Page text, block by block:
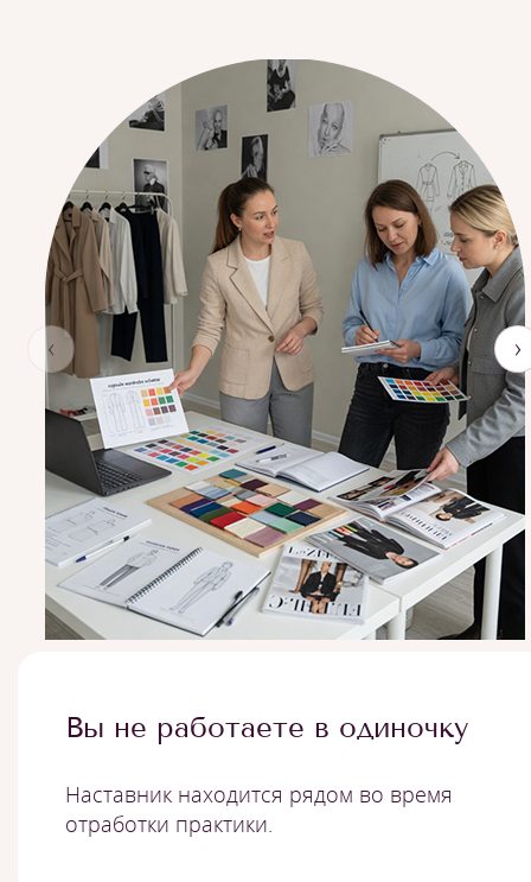
‹ ›
Вы не работаете в одиночку
Наставник находится рядом во время
отработки практики.